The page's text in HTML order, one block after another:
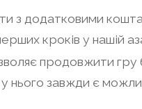
з додатковими
кроків у нашій
продовжити
завжди є